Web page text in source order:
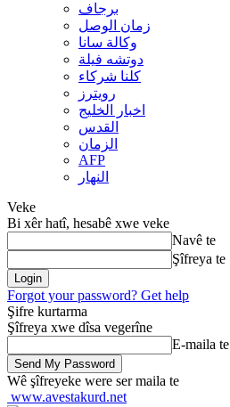
برجاف
زمان الوصل
وکالة سانا
دوتشه فیلة
کلنا شرکاء
رويترز
اخبار الخلیج
القدس
الزمان
AFP
النهار
Veke
Bi xêr hatî, hesabê xwe veke
Navê te
Şîfreya te
Forgot your password? Get help
Şifre kurtarma
Şîfreya xwe dîsa vegerîne
E-maila te
Wê şîfreyeke were ser maila te
www.avestakurd.net